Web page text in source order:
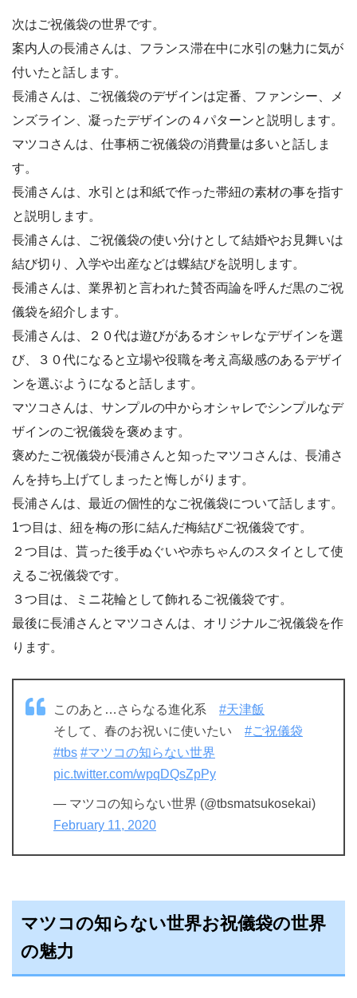
次はご祝儀袋の世界です。
案内人の長浦さんは、フランス滞在中に水引の魅力に気が
付いたと話します。
長浦さんは、ご祝儀袋のデザインは定番、ファンシー、メ
ンズライン、凝ったデザインの４パターンと説明します。
マツコさんは、仕事柄ご祝儀袋の消費量は多いと話しま
す。
長浦さんは、水引とは和紙で作った帯紐の素材の事を指す
と説明します。
長浦さんは、ご祝儀袋の使い分けとして結婚やお見舞いは
結び切り、入学や出産などは蝶結びを説明します。
長浦さんは、業界初と言われた賛否両論を呼んだ黒のご祝
儀袋を紹介します。
長浦さんは、２０代は遊びがあるオシャレなデザインを選
び、３０代になると立場や役職を考え高級感のあるデザイ
ンを選ぶようになると話します。
マツコさんは、サンプルの中からオシャレでシンプルなデ
ザインのご祝儀袋を褒めます。
褒めたご祝儀袋が長浦さんと知ったマツコさんは、長浦さ
んを持ち上げてしまったと悔しがります。
長浦さんは、最近の個性的なご祝儀袋について話します。
1つ目は、紐を梅の形に結んだ梅結びご祝儀袋です。
２つ目は、貰った後手ぬぐいや赤ちゃんのスタイとして使
えるご祝儀袋です。
３つ目は、ミニ花輪として飾れるご祝儀袋です。
最後に長浦さんとマツコさんは、オリジナルご祝儀袋を作
ります。
このあと…さらなる進化系 #天津飯
そして、春のお祝いに使いたい #ご祝儀袋
#tbs #マツコの知らない世界
pic.twitter.com/wpqDQsZpPy
— マツコの知らない世界 (@tbsmatsukosekai)
February 11, 2020
マツコの知らない世界お祝儀袋の世界
の魅力